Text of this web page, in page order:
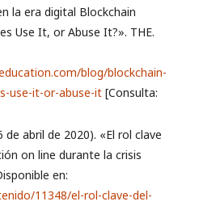
la era digital Blockchain
Use It, or Abuse It?». THE.
blog/blockchain-
use-it-or-abuse-it [Consulta:
de abril de 2020). «El rol clave
on line durante la crisis
en:
11348/el-rol-clave-del-